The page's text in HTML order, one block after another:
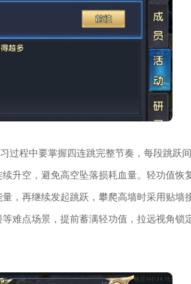
过程中要掌握四连跳完整节奏，每段跳跃
升空，避免高空坠落损耗血量。轻功值恢
，再继续发起跳跃，攀爬高墙时采用贴墙
难点场景，提前蓄满轻功值，拉远视角锁